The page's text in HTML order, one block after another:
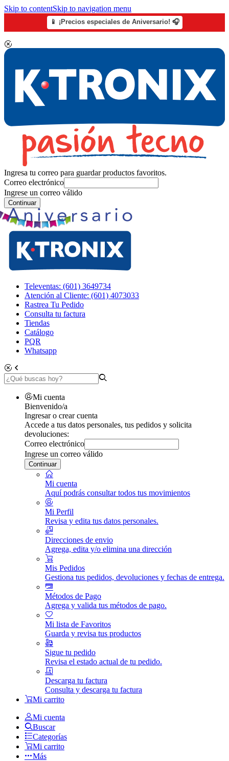
Skip to contentSkip to navigation menu
📱 ¡Precios especiales de Aniversario! 🎧
Ingresa tu correo para guardar productos favoritos.
Correo electrónico
Ingrese un correo válido
Continuar
Televentas: (601) 3649734
Atención al Cliente: (601) 4073033
Rastrea Tu Pedido
Consulta tu factura
Tiendas
Catálogo
PQR
Whatsapp
Mi cuenta
Bienvenido/a
Ingresar o crear cuenta
Accede a tus datos personales, tus pedidos y solicita
devoluciones:
Correo electrónico
Ingrese un correo válido
Continuar
Mi cuenta
Aquí podrás consultar todos tus movimientos
Mi Perfil
Revisa y edita tus datos personales.
Direcciones de envio
Agrega, edita y/o elimina una dirección
Mis Pedidos
Gestiona tus pedidos, devoluciones y fechas de entrega.
Métodos de Pago
Agrega y valida tus métodos de pago.
Mi lista de Favoritos
Guarda y revisa tus productos
Sigue tu pedido
Revisa el estado actual de tu pedido.
Descarga tu factura
Consulta y descarga tu factura
Mi carrito
Mi cuenta
Buscar
Categorías
Mi carrito
Más